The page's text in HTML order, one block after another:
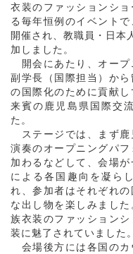
衣装のファッションシ
る毎年恒例のイベント
開催され、教職員・日本
加しました。
開会にあたり、オープ
副学長（国際担当）か
の国際化のために貢献
来賓の鹿児島県国際交
た。
ステージでは、まず鹿
演奏のオープニングパ
加わるなどして、会場
による各国趣向を凝ら
れ、参加者はそれぞれ
な出し物を楽しみまし
族衣装のファッション
装に魅了されていました。
会場後方には各国のカ